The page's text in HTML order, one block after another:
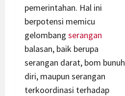
pemerintahan. Hal ini
berpotensi memicu
gelombang serangan
balasan, baik berupa
serangan darat, bom bunuh
diri, maupun serangan
terkoordinasi terhadap